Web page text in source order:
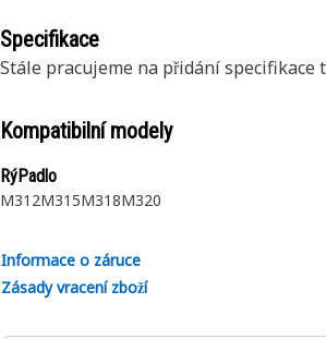
Specifikace
Stále pracujeme na přidání specifikace
Kompatibilní modely
RýPadlo
M312M315M318M320
Informace o záruce
Zásady vracení zboží